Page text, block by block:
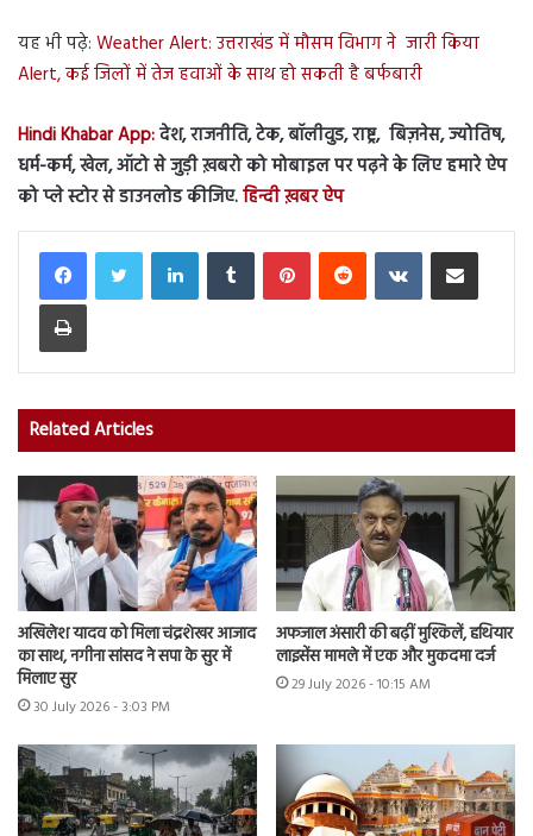
यह भी पढ़े: Weather Alert: उत्तराखंड में मौसम विभाग ने जारी किया
Alert, कई जिलों में तेज हवाओं के साथ हो सकती है बर्फबारी
Hindi Khabar App:देश, राजनीति, टेक, बॉलीवुड, राष्ट्र, बिज़नेस, ज्योतिष,
धर्म-कर्म, खेल, ऑटो से जुड़ी ख़बरो को मोबाइल पर पढ़ने के लिए हमारे ऐप
को प्ले स्टोर से डाउनलोड कीजिए.हिन्दी ख़बर ऐप
LinkedInTumblr PinterestReddit VKontakteShare via Email
Print
Related Articles
अखिलेश यादव को मिला चंद्रशेखर आजाद
का साथ, नगीना सांसद ने सपा के सुर में
मिलाए सुर
30 July 2026 - 3:03 PM
अफजाल अंसारी की बढ़ीं मुश्किलें, हथियार
लाइसेंस मामले में एक और मुकदमा दर्ज
29 July 2026 - 10:15 AM